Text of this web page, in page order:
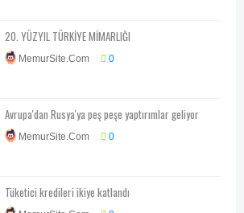
20. YÜZYIL TÜRKİYE MİMARLIĞI
MemurSite.Com 0
Avrupa'dan Rusya'ya peş peşe yaptırımlar geliyor
MemurSite.Com 0
Tüketici kredileri ikiye katlandı